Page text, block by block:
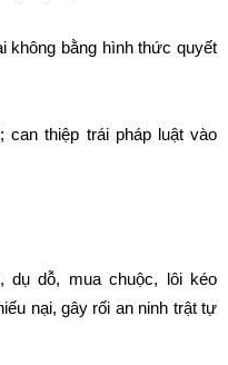
không bằng hình thức quyết
thiệp trái pháp luật vào
dụ dỗ, mua chuộc, lôi kéo
nại, gây rối an ninh trật tự